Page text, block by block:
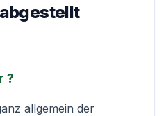
?
allgemein der